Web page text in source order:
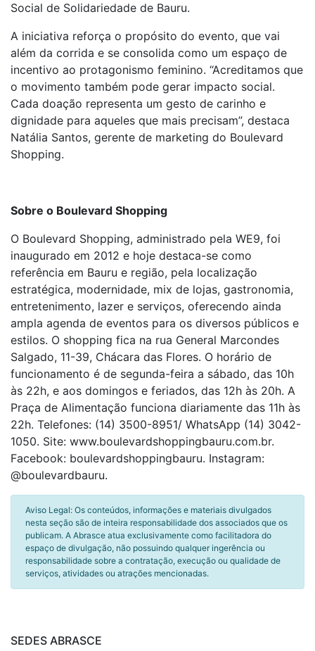
Social de Solidariedade de Bauru.
A iniciativa reforça o propósito do evento, que vai
além da corrida e se consolida como um espaço de
incentivo ao protagonismo feminino. “Acreditamos que
o movimento também pode gerar impacto social.
Cada doação representa um gesto de carinho e
dignidade para aqueles que mais precisam”, destaca
Natália Santos, gerente de marketing do Boulevard
Shopping.
Sobre o Boulevard Shopping
O Boulevard Shopping, administrado pela WE9, foi
inaugurado em 2012 e hoje destaca-se como
referência em Bauru e região, pela localização
estratégica, modernidade, mix de lojas, gastronomia,
entretenimento, lazer e serviços, oferecendo ainda
ampla agenda de eventos para os diversos públicos e
estilos. O shopping fica na rua General Marcondes
Salgado, 11-39, Chácara das Flores. O horário de
funcionamento é de segunda-feira a sábado, das 10h
às 22h, e aos domingos e feriados, das 12h às 20h. A
Praça de Alimentação funciona diariamente das 11h às
22h. Telefones: (14) 3500-8951/ WhatsApp (14) 3042-
1050. Site: www.boulevardshoppingbauru.com.br.
Facebook: boulevardshoppingbauru. Instagram:
@boulevardbauru.
Aviso Legal: Os conteúdos, informações e materiais divulgados
nesta seção são de inteira responsabilidade dos associados que os
publicam. A Abrasce atua exclusivamente como facilitadora do
espaço de divulgação, não possuindo qualquer ingerência ou
responsabilidade sobre a contratação, execução ou qualidade de
serviços, atividades ou atrações mencionadas.
SEDES ABRASCE